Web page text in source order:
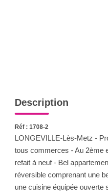
Description
Réf : 1708-2
LONGEVILLE-Lès-Metz -
tous commerces - Au 2ème
refait à neuf - Bel
réversible comprenant une
une cuisine équipée ouverte